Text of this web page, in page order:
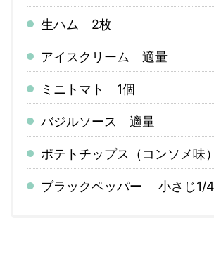
生ハム 2枚
アイスクリーム 適量
ミニトマト 1個
バジルソース 適量
ポテトチップス（コンソメ
ブラックペッパー 小さじ